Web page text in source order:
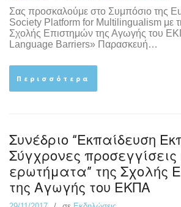
Σας προσκαλούμε στο Συμπόσιο της
Society Platform for Multilingualism με
Σχολής Επιστημών της Αγωγής του
Language Barriers» Παρασκευή…
Περισσότερα
Συνέδριο “Εκπαίδευση
Σύγχρονες προσεγγίσεις
ερωτήματα” της Σχολής
της Αγωγής του ΕΚΠΑ